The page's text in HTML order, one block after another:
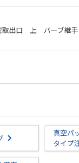
取出口 上 バーブ継
真空パ
タイプ